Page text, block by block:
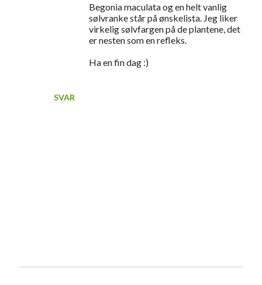
SVAR
Begonia maculata og en helt vanlig
sølvranke står på ønskelista. Jeg liker
virkelig sølvfargen på de plantene, det
er nesten som en refleks.
Ha en fin dag :)